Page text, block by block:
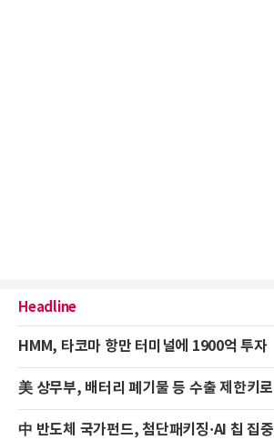
Headline
HMM, 타코마 항만 터미널에 1900억 투자
美 상무부, 배터리 폐기물 등 수출 제한키로
中 반도체 국가펀드, 첨단패키징·AI 칩 집중